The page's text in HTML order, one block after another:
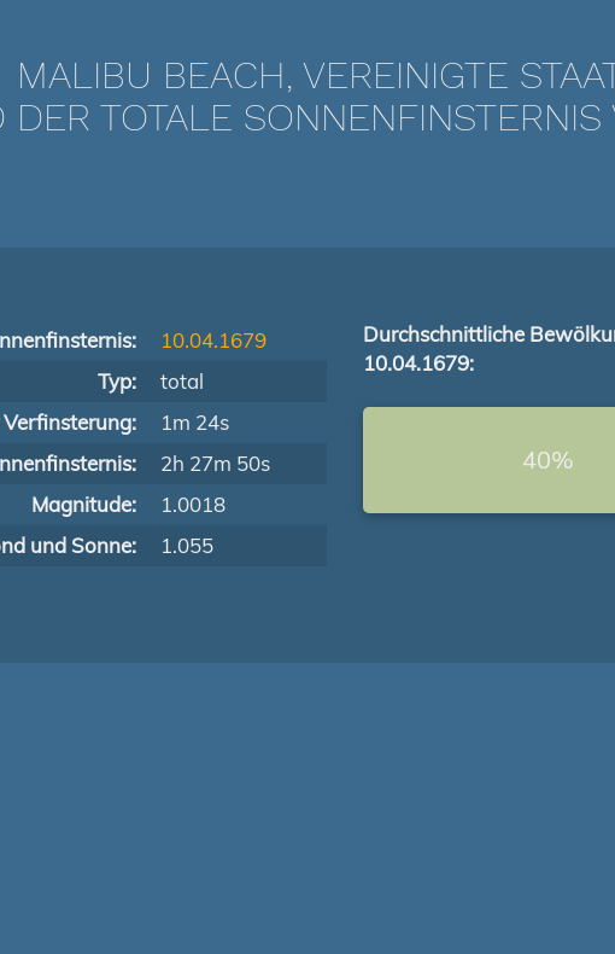
MALIBU BEACH, VEREINIGTE
TOTALE SONNENFINSTERNIS
10.04.1679
Typ:
total
1m 24s
2h 27m 50s
Magnitude:
1.0018
und Sonne:
1.055
Durchschnittliche
10.04.1679:
40%